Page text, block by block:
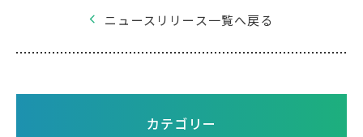
ニュースリリース一覧へ戻る
カテゴリー